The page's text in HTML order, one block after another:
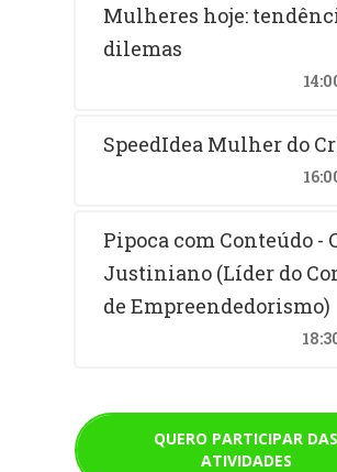
Mulheres hoje:
dilemas
SpeedIdea Mulher do
Pipoca com Conteúdo -
Justiniano (Líder do
de Empreendedorismo)
QUERO PARTICIPAR DAS
ATIVIDADES